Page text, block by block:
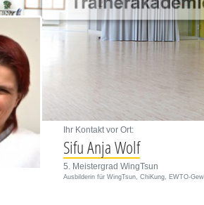
Ihr Kontakt vor Ort:
Sifu Anja Wolf
5. Meistergrad WingTsun
Ausbilderin für WingTsun, ChiKung, EWTO-